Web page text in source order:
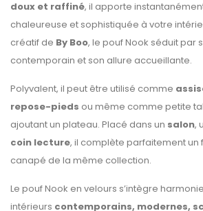
doux et raffiné, il apporte
chaleureuse et sophistiquée à votre
créatif de By Boo, le pouf Nook séduit par
contemporain et son allure accueillante.
Polyvalent, il peut être utilisé comme
repose-pieds ou même comme petite
ajoutant un plateau. Placé dans un salon,
coin lecture, il complète parfaitement un
canapé de la même collection.
Le pouf Nook en velours s’intègre
intérieurs contemporains, modernes,